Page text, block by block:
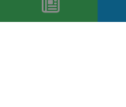
precedente:
conserve